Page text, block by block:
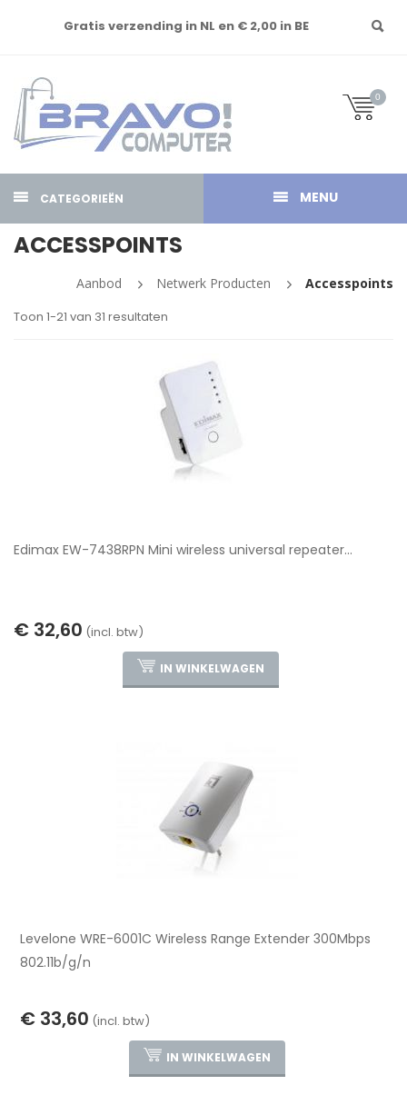
Gratis verzending in NL en € 2,00 in BE
0
CATEGORIEËN MENU
ACCESSPOINTS
Aanbod Netwerk Producten
Accesspoints
Toon 1-21 van 31 resultaten
Edimax EW-7438RPN Mini wireless universal repeater...
€ 32,60 (incl. btw)
IN WINKELWAGEN
Levelone WRE-6001C Wireless Range Extender 300Mbps
802.11b/g/n
€ 33,60 (incl. btw)
IN WINKELWAGEN